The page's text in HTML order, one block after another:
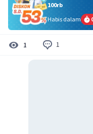
100rb
Habis dalam
1 1